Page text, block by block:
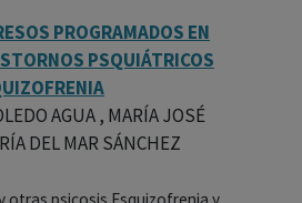
PROGRAMADOS EN
PSQUIÁTRICOS
AGUA , MARÍA JOSÉ
DEL MAR SÁNCHEZ